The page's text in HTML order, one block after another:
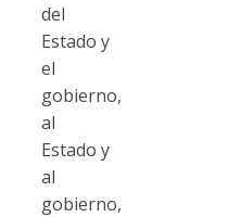
del
Estado y
el
gobierno,
al
Estado y
al
gobierno,